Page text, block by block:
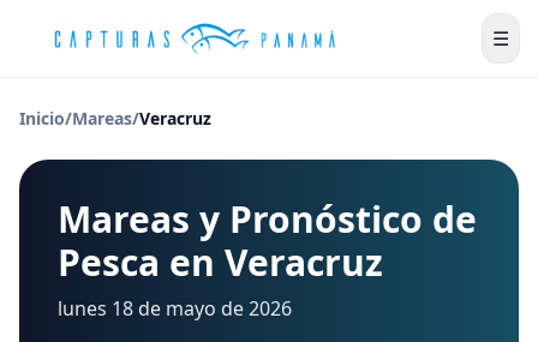
☰
Inicio/Mareas/Veracruz
Mareas y Pronóstico de
Pesca en Veracruz
lunes 18 de mayo de 2026